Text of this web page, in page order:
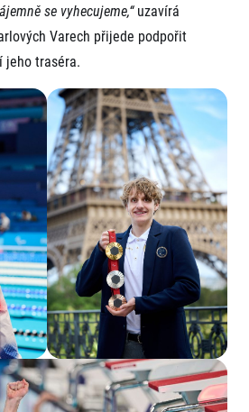
se vyhecujeme,“uzavírá
Varech přijede podpořit
jeho traséra.